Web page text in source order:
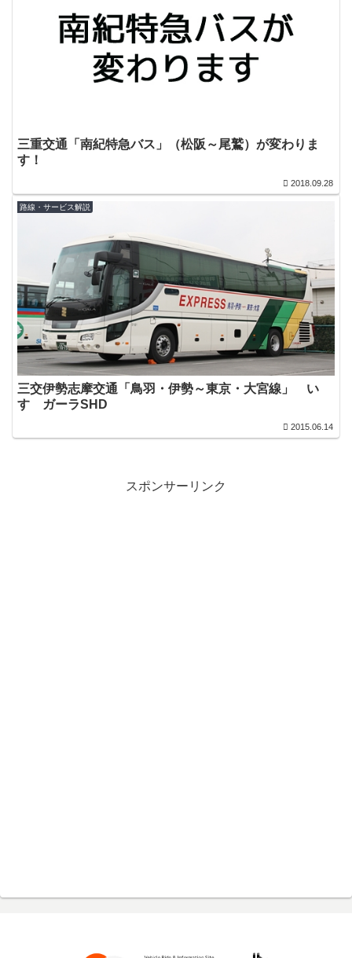
三重交通「南紀特急バス」（松阪～尾鷲）が変わりま
す！
2018.09.28
路線・サービス解説
三交伊勢志摩交通「鳥羽・伊勢～東京・大宮線」 い
すゞガーラSHD
2015.06.14
スポンサーリンク